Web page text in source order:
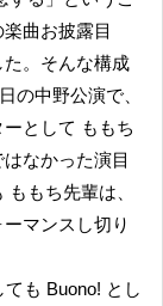
曲お披露目
。そんな構成
の中野公演で、
として ももち
なかった演目
もち先輩は、
マンスし切り
も Buono! とし